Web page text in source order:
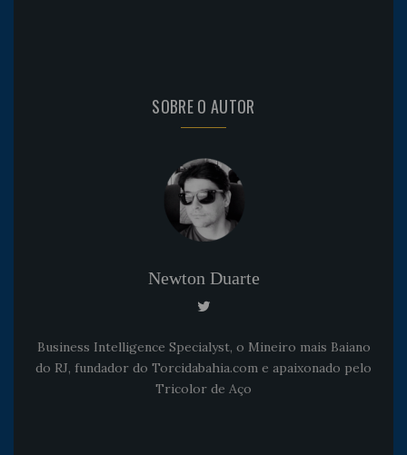
SOBRE O AUTOR
Newton Duarte
Business Intelligence Specialyst, o Mineiro mais Baiano
do RJ, fundador do Torcidabahia.com e apaixonado pelo
Tricolor de Aço